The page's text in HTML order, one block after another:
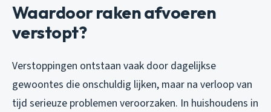
Waardoor raken afvoeren
verstopt?
Verstoppingen ontstaan vaak door dagelijkse
gewoontes die onschuldig lijken, maar na verloop van
tijd serieuze problemen veroorzaken. In huishoudens in